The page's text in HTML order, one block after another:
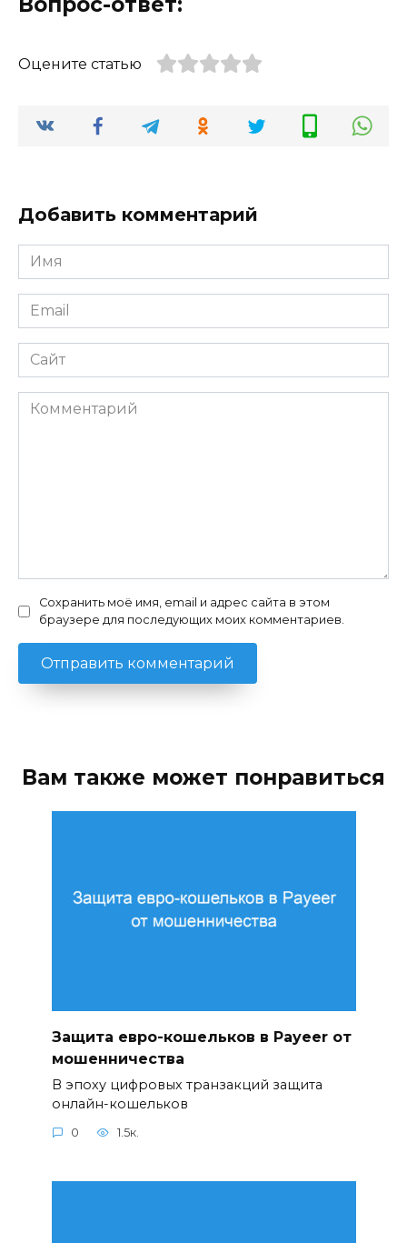
Оцените статью
Добавить комментарий
Имя
*
Email
*
Сайт
Комментарий
Сохранить моё имя, email и адрес сайта в этом
браузере для последующих моих комментариев.
Вам также может понравиться
Защита евро-кошельков в Payeer от
мошенничества
В эпоху цифровых транзакций защита
онлайн-кошельков
0 1.5к.